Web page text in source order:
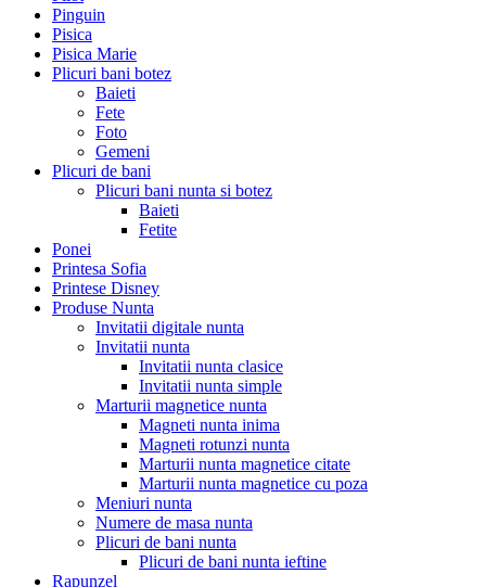
Pinguin
Pisica
Pisica Marie
Plicuri bani botez
Baieti
Fete
Foto
Gemeni
Plicuri de bani
Plicuri bani nunta si botez
Baieti
Fetite
Ponei
Printesa Sofia
Printese Disney
Produse Nunta
Invitatii digitale nunta
Invitatii nunta
Invitatii nunta clasice
Invitatii nunta simple
Marturii magnetice nunta
Magneti nunta inima
Magneti rotunzi nunta
Marturii nunta magnetice citate
Marturii nunta magnetice cu poza
Meniuri nunta
Numere de masa nunta
Plicuri de bani nunta
Plicuri de bani nunta ieftine
Rapunzel